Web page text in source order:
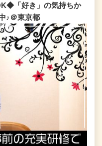
「好き」の気持ちか
♪＠東京都